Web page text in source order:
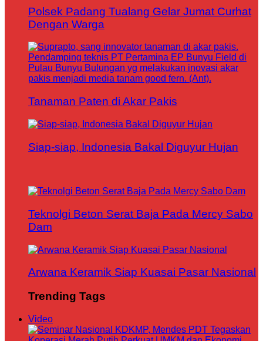
Polsek Padang Tualang Gelar Jumat Curhat
Dengan Warga
Tanaman Paten di Akar Pakis
Siap-siap, Indonesia Bakal Diguyur Hujan
Teknolgi Beton Serat Baja Pada Mercy Sabo
Dam
Arwana Keramik Siap Kuasai Pasar Nasional
Trending Tags
Video